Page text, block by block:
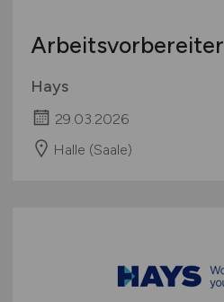
Arbeitsvorbereiter
Hays
29.03.2026
Halle (Saale)